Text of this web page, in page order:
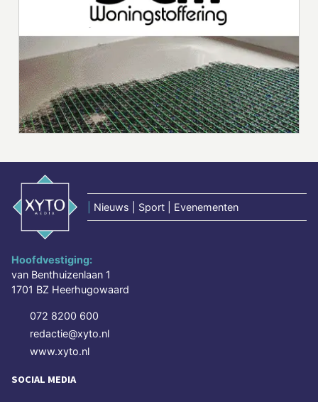
Nieuws | Sport | Evenementen
Hoofdvestiging:
van Benthuizenlaan 1
1701 BZ Heerhugowaard
072 8200 600
redactie@xyto.nl
www.xyto.nl
SOCIAL MEDIA